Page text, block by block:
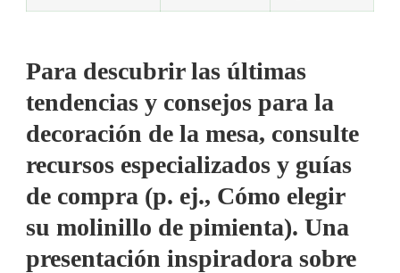
Para descubrir las últimas
tendencias y consejos para la
decoración de la mesa, consulte
recursos especializados y guías
de compra (p. ej., Cómo elegir
su molinillo de pimienta). Una
presentación inspiradora sobre